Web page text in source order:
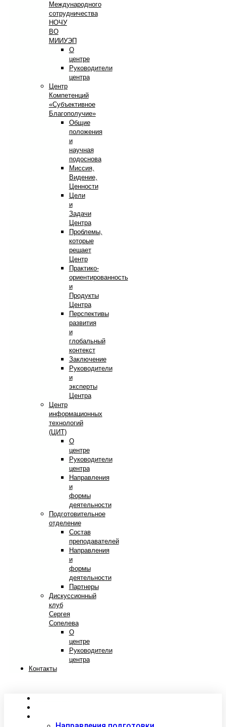
Международного
сотрудничества
НОЧУ
ВО
МИИУЭП
О
центре
Руководители
центра
Центр
Компетенций
«Субъективное
Благополучие»
Общие
положения
и
научная
подоснова
Миссия,
Видение,
Ценности
Цели
и
Задачи
Центра
Проблемы,
которые
решает
Центр
Практико-
ориентированность
и
Продукты
Центра
Перспективы
развития
и
глобальный
контекст
Заключение
Руководители
и
эксперты
Центра
Центр
информационных
технологий
(ЦИТ)
О
центре
Руководители
центра
Направления
и
формы
деятельности
Подготовительное
отделение
Состав
преподавателей
Направления
и
формы
деятельности
Партнеры
Дискуссионный
клуб
Сергея
Сопелева
О
центре
Руководители
центра
Контакты